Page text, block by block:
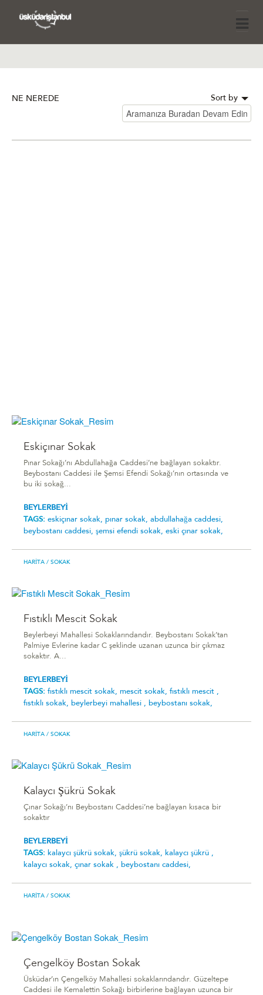
NE NEREDE Sort by
Eskiçınar Sokak
Pınar Sokağı’nı Abdullahağa Caddesi’ne bağlayan sokaktır.
Beybostanı Caddesi ile Şemsi Efendi Sokağı’nın ortasında ve
bu iki sokağ...
BEYLERBEYİ
TAGS: eskiçınar sokak, pınar sokak, abdullahağa caddesi,
beybostanı caddesi, şemsi efendi sokak, eski çınar sokak,
HARITA / SOKAK
Fıstıklı Mescit Sokak
Beylerbeyi Mahallesi Sokaklarındandır. Beybostanı Sokak’tan
Palmiye Evlerine kadar C şeklinde uzanan uzunca bir çıkmaz
sokaktır. A...
BEYLERBEYİ
TAGS: fıstıklı mescit sokak, mescit sokak, fıstıklı mescit ,
fıstıklı sokak, beylerbeyi mahallesi , beybostanı sokak,
HARITA / SOKAK
Kalaycı Şükrü Sokak
Çınar Sokağı’nı Beybostanı Caddesi’ne bağlayan kısaca bir
sokaktır
BEYLERBEYİ
TAGS: kalaycı şükrü sokak, şükrü sokak, kalaycı şükrü ,
kalaycı sokak, çınar sokak , beybostanı caddesi,
HARITA / SOKAK
Çengelköy Bostan Sokak
Üsküdar’ın Çengelköy Mahallesi sokaklarındandır. Güzeltepe
Caddesi ile Kemalettin Sokağı birbirlerine bağlayan uzunca bir